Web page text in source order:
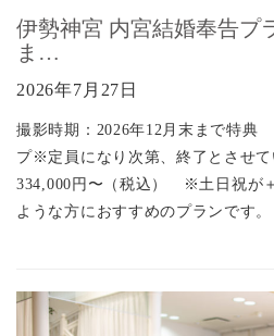
伊勢神宮 内宮結婚奉告プ
ま…
2026年7月27日
撮影時期：2026年12月末まで特典
プ※定員になり次第、終了とさせて
334,000円〜（税込） ※土日祝が
ような方におすすめのプランです